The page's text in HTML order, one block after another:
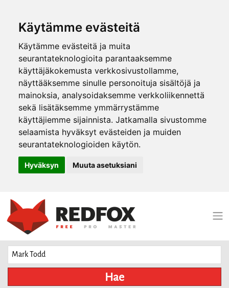
Käytämme evästeitä
Käytämme evästeitä ja muita
seurantateknologioita parantaaksemme
käyttäjäkokemusta verkkosivustollamme,
näyttääksemme sinulle personoituja sisältöjä ja
mainoksia, analysoidaksemme verkkoliikennettä
sekä lisätäksemme ymmärrystämme
käyttäjiemme sijainnista. Jatkamalla sivustomme
selaamista hyväksyt evästeiden ja muiden
seurantateknologioiden käytön.
Hyväksyn Muuta asetuksiani
Hae